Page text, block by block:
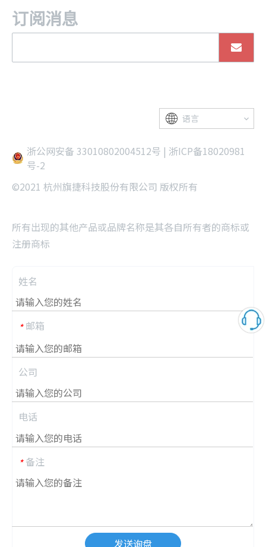
订阅消息
语言
浙公网安备 33010802004512号 | 浙ICP备18020981
号-2
©2021 杭州旗捷科技股份有限公司 版权所有
所有出现的其他产品或品牌名称是其各自所有者的商标或
注册商标
姓名
* 邮箱
公司
电话
* 备注
发送询盘